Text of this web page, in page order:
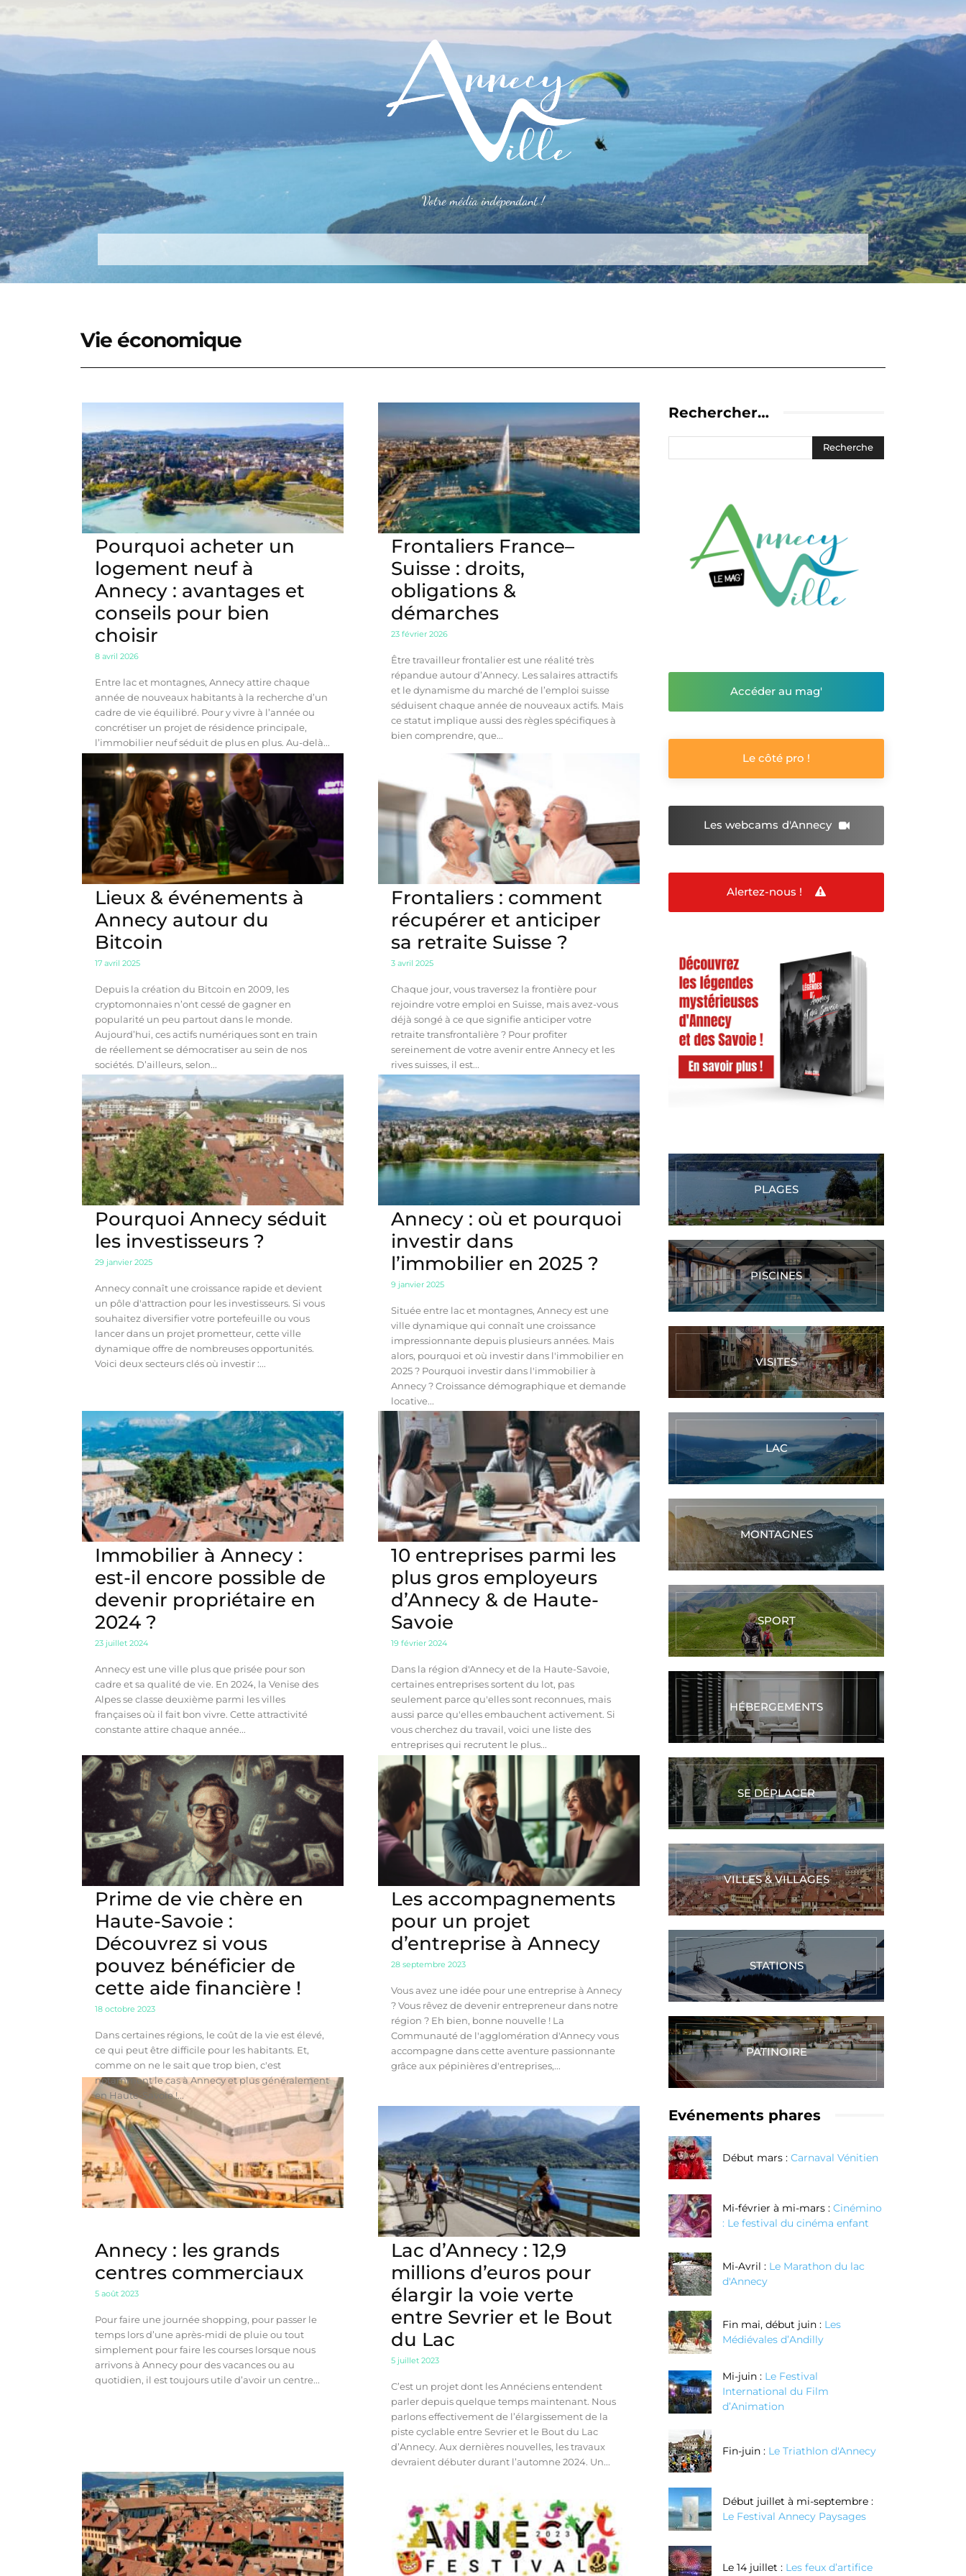
Votre média indépendant !
Alertez-nous Plus
Vie économique
Pourquoi acheter un
logement neuf à
Annecy : avantages et
conseils pour bien
choisir
8 avril 2026
Entre lac et montagnes, Annecy attire chaque
année de nouveaux habitants à la recherche d’un
cadre de vie équilibré. Pour y vivre à l’année ou
concrétiser un projet de résidence principale,
l’immobilier neuf séduit de plus en plus. Au-delà...
Frontaliers France–
Suisse : droits,
obligations &
démarches
23 février 2026
Être travailleur frontalier est une réalité très
répandue autour d’Annecy. Les salaires attractifs
et le dynamisme du marché de l’emploi suisse
séduisent chaque année de nouveaux actifs. Mais
ce statut implique aussi des règles spécifiques à
bien comprendre, que...
Lieux & événements à
Annecy autour du
Bitcoin
17 avril 2025
Depuis la création du Bitcoin en 2009, les
cryptomonnaies n’ont cessé de gagner en
popularité un peu partout dans le monde.
Aujourd’hui, ces actifs numériques sont en train
de réellement se démocratiser au sein de nos
sociétés. D’ailleurs, selon...
Frontaliers : comment
récupérer et anticiper
sa retraite Suisse ?
3 avril 2025
Chaque jour, vous traversez la frontière pour
rejoindre votre emploi en Suisse, mais avez-vous
déjà songé à ce que signifie anticiper votre
retraite transfrontalière ? Pour profiter
sereinement de votre avenir entre Annecy et les
rives suisses, il est...
Pourquoi Annecy séduit
les investisseurs ?
29 janvier 2025
Annecy connaît une croissance rapide et devient
un pôle d'attraction pour les investisseurs. Si vous
souhaitez diversifier votre portefeuille ou vous
lancer dans un projet prometteur, cette ville
dynamique offre de nombreuses opportunités.
Voici deux secteurs clés où investir :...
Annecy : où et pourquoi
investir dans
l’immobilier en 2025 ?
9 janvier 2025
Située entre lac et montagnes, Annecy est une
ville dynamique qui connaît une croissance
impressionnante depuis plusieurs années. Mais
alors, pourquoi et où investir dans l'immobilier en
2025 ? Pourquoi investir dans l'immobilier à
Annecy ? Croissance démographique et demande
locative...
Immobilier à Annecy :
est-il encore possible de
devenir propriétaire en
2024 ?
23 juillet 2024
Annecy est une ville plus que prisée pour son
cadre et sa qualité de vie. En 2024, la Venise des
Alpes se classe deuxième parmi les villes
françaises où il fait bon vivre. Cette attractivité
constante attire chaque année...
10 entreprises parmi les
plus gros employeurs
d’Annecy & de Haute-
Savoie
19 février 2024
Dans la région d'Annecy et de la Haute-Savoie,
certaines entreprises sortent du lot, pas
seulement parce qu'elles sont reconnues, mais
aussi parce qu'elles embauchent activement. Si
vous cherchez du travail, voici une liste des
entreprises qui recrutent le plus...
Prime de vie chère en
Haute-Savoie :
Découvrez si vous
pouvez bénéficier de
cette aide financière !
18 octobre 2023
Dans certaines régions, le coût de la vie est élevé,
ce qui peut être difficile pour les habitants. Et,
comme on ne le sait que trop bien, c'est
notamment le cas à Annecy et plus généralement
en Haute-Savoie !...
Les accompagnements
pour un projet
d’entreprise à Annecy
28 septembre 2023
Vous avez une idée pour une entreprise à Annecy
? Vous rêvez de devenir entrepreneur dans notre
région ? Eh bien, bonne nouvelle ! La
Communauté de l'agglomération d'Annecy vous
accompagne dans cette aventure passionnante
grâce aux pépinières d'entreprises,...
Annecy : les grands
centres commerciaux
5 août 2023
Pour faire une journée shopping, pour passer le
temps lors d’une après-midi de pluie ou tout
simplement pour faire les courses lorsque nous
arrivons à Annecy pour des vacances ou au
quotidien, il est toujours utile d’avoir un centre...
Lac d’Annecy : 12,9
millions d’euros pour
élargir la voie verte
entre Sevrier et le Bout
du Lac
5 juillet 2023
C’est un projet dont les Annéciens entendent
parler depuis quelque temps maintenant. Nous
parlons effectivement de l’élargissement de la
piste cyclable entre Sevrier et le Bout du Lac
d’Annecy. Aux dernières nouvelles, les travaux
devraient débuter durant l’automne 2024. Un...
Rechercher…
Accéder au mag'
Le côté pro !
Les webcams d'Annecy
Alertez-nous !
PLAGES
PISCINES
VISITES
LAC
MONTAGNES
SPORT
HÉBERGEMENTS
SE DÉPLACER
VILLES & VILLAGES
STATIONS
PATINOIRE
Evénements phares
Début mars : Carnaval Vénitien
Mi-février à mi-mars : Cinémino
: Le festival du cinéma enfant
Mi-Avril : Le Marathon du lac
d'Annecy
Fin mai, début juin : Les
Médiévales d’Andilly
Mi-juin : Le Festival
International du Film
d’Animation
Fin-juin : Le Triathlon d'Annecy
Début juillet à mi-septembre :
Le Festival Annecy Paysages
Le 14 juillet : Les feux d’artifice